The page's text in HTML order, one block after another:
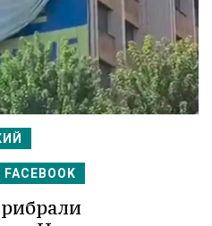
FACEBOOK